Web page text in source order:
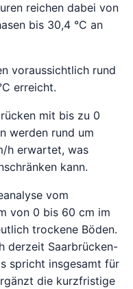
reichen dabei von
bis 30,4 °C an
voraussichtlich rund
erreicht.
mit bis zu 0
werden rund um
h erwartet, was
kann.
vom
von 0 bis 60 cm im
trockene Böden.
derzeit Saarbrücken-
spricht insgesamt für
die kurzfristige